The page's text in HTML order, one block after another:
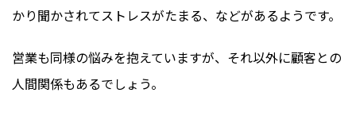
かり聞かされてストレスがたまる、などがあるようです。
営業も同様の悩みを抱えていますが、それ以外に顧客との
人間関係もあるでしょう。